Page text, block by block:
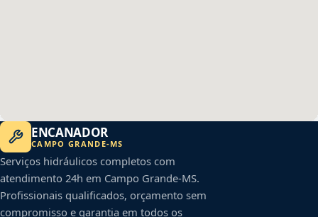
ENCANADOR
CAMPO GRANDE-MS
Serviços hidráulicos completos com
atendimento 24h em Campo Grande-MS.
Profissionais qualificados, orçamento sem
compromisso e garantia em todos os